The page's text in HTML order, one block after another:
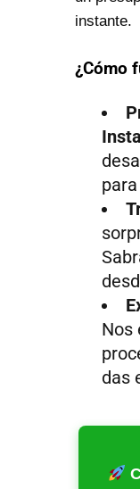
instante.
¿Cómo
Nos
das